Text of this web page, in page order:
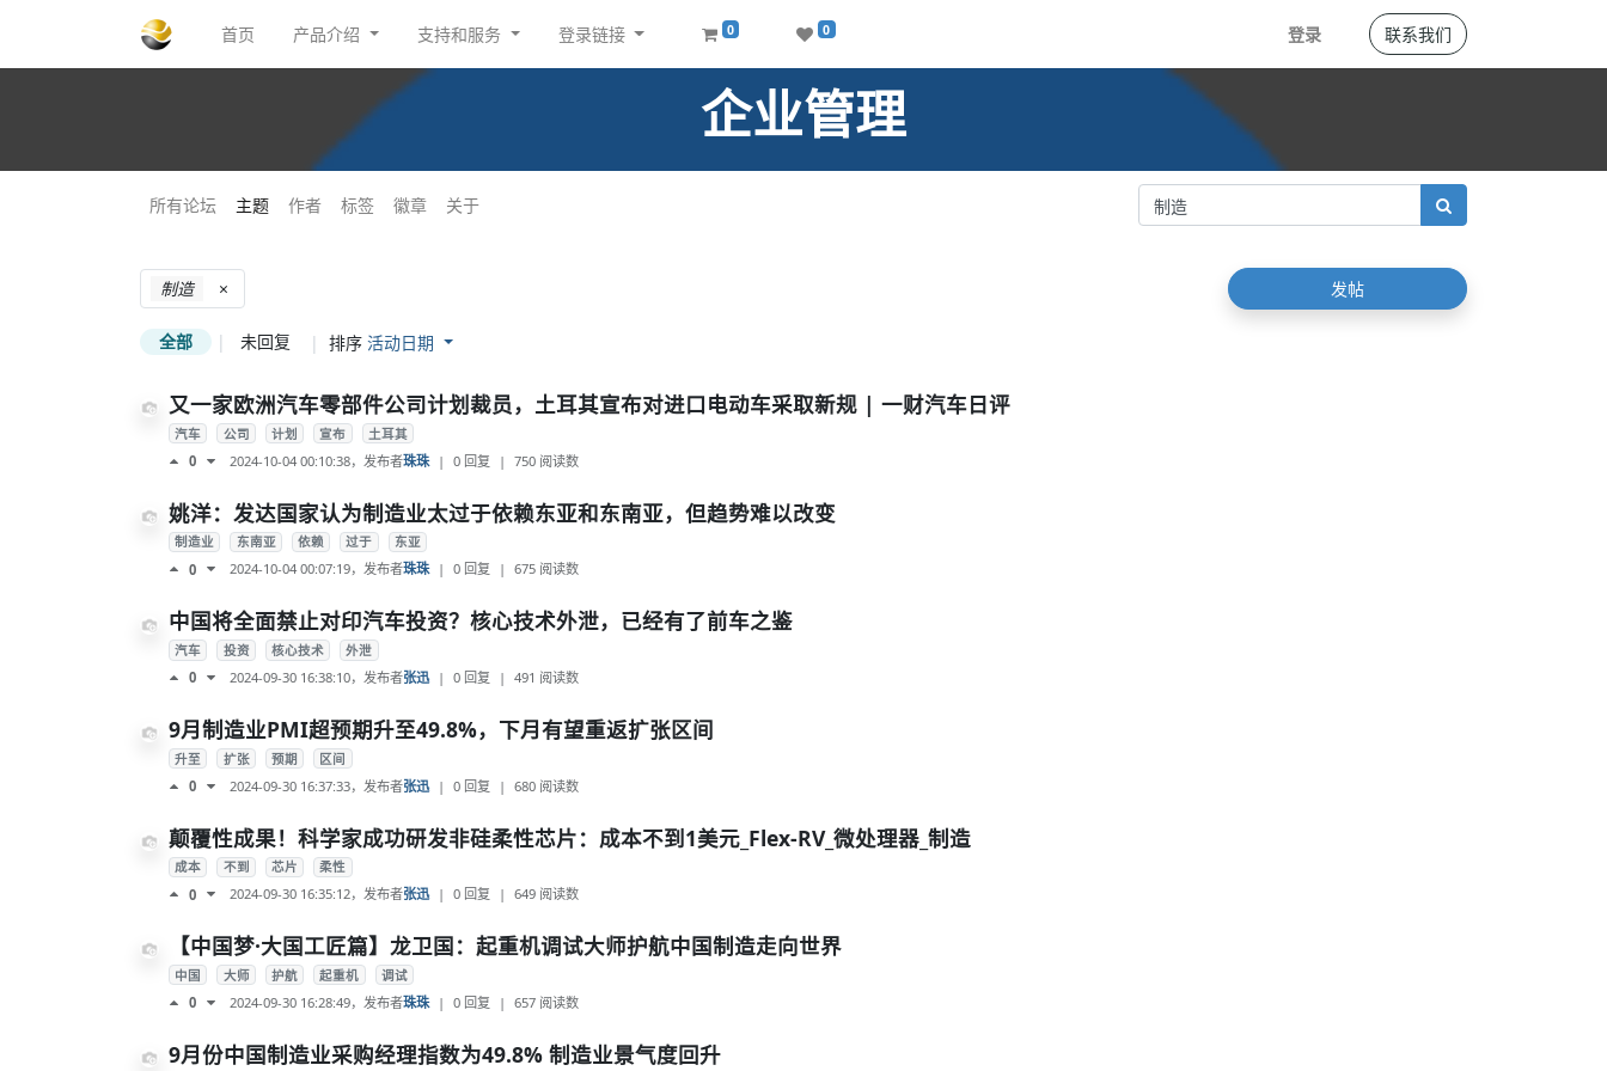
首页 产品介绍 支持和服务 登录链接 0 0 登录 联系我们
企业管理
所有论坛 主题 作者 标签 徽章 关于
制造 × 发帖
全部 | 未回复 | 排序 活动日期
又一家欧洲汽车零部件公司计划裁员，土耳其宣布对进口电动车采取新规 | 一财汽车日评
汽车 公司 计划 宣布 土耳其
0 2024-10-04 00:10:38，发布者珠珠 | 0 回复 | 750 阅读数
姚洋：发达国家认为制造业太过于依赖东亚和东南亚，但趋势难以改变
制造业 东南亚 依赖 过于 东亚
0 2024-10-04 00:07:19，发布者珠珠 | 0 回复 | 675 阅读数
中国将全面禁止对印汽车投资？核心技术外泄，已经有了前车之鉴
汽车 投资 核心技术 外泄
0 2024-09-30 16:38:10，发布者张迅 | 0 回复 | 491 阅读数
9月制造业PMI超预期升至49.8%，下月有望重返扩张区间
升至 扩张 预期 区间
0 2024-09-30 16:37:33，发布者张迅 | 0 回复 | 680 阅读数
颠覆性成果！科学家成功研发非硅柔性芯片：成本不到1美元_Flex-RV_微处理器_制造
成本 不到 芯片 柔性
0 2024-09-30 16:35:12，发布者张迅 | 0 回复 | 649 阅读数
【中国梦·大国工匠篇】龙卫国：起重机调试大师护航中国制造走向世界
中国 大师 护航 起重机 调试
0 2024-09-30 16:28:49，发布者珠珠 | 0 回复 | 657 阅读数
9月份中国制造业采购经理指数为49.8% 制造业景气度回升